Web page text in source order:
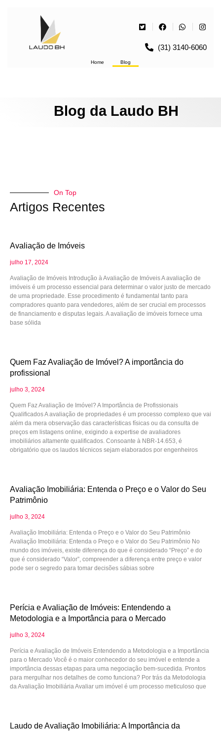
Home Blog
(31) 3140-6060
Blog da Laudo BH
On Top
Artigos Recentes
Avaliação de Imóveis
julho 17, 2024
Avaliação de Imóveis Introdução à Avaliação de Imóveis A avaliação de
imóveis é um processo essencial para determinar o valor justo de mercado
de uma propriedade. Esse procedimento é fundamental tanto para
compradores quanto para vendedores, além de ser crucial em processos
de financiamento e disputas legais. A avaliação de imóveis fornece uma
base sólida
Quem Faz Avaliação de Imóvel? A importância do
profissional
julho 3, 2024
Quem Faz Avaliação de Imóvel? A Importância de Profissionais
Qualificados A avaliação de propriedades é um processo complexo que vai
além da mera observação das características físicas ou da consulta de
preços em listagens online, exigindo a expertise de avaliadores
imobiliários altamente qualificados. Consoante à NBR-14.653, é
obrigatório que os laudos técnicos sejam elaborados por engenheiros
Avaliação Imobiliária: Entenda o Preço e o Valor do Seu
Patrimônio
julho 3, 2024
Avaliação Imobiliária: Entenda o Preço e o Valor do Seu Patrimônio
Avaliação Imobiliária: Entenda o Preço e o Valor do Seu Patrimônio No
mundo dos imóveis, existe diferença do que é considerado “Preço” e do
que é considerado “Valor”, compreender a diferença entre preço e valor
pode ser o segredo para tomar decisões sábias sobre
Perícia e Avaliação de Imóveis: Entendendo a
Metodologia e a Importância para o Mercado
julho 3, 2024
Perícia e Avaliação de Imóveis Entendendo a Metodologia e a Importância
para o Mercado Você é o maior conhecedor do seu imóvel e entende a
importância dessas etapas para uma negociação bem-sucedida. Prontos
para mergulhar nos detalhes de como funciona? Por trás da Metodologia
da Avaliação Imobiliária Avaliar um imóvel é um processo meticuloso que
Laudo de Avaliação Imobiliária: A Importância da